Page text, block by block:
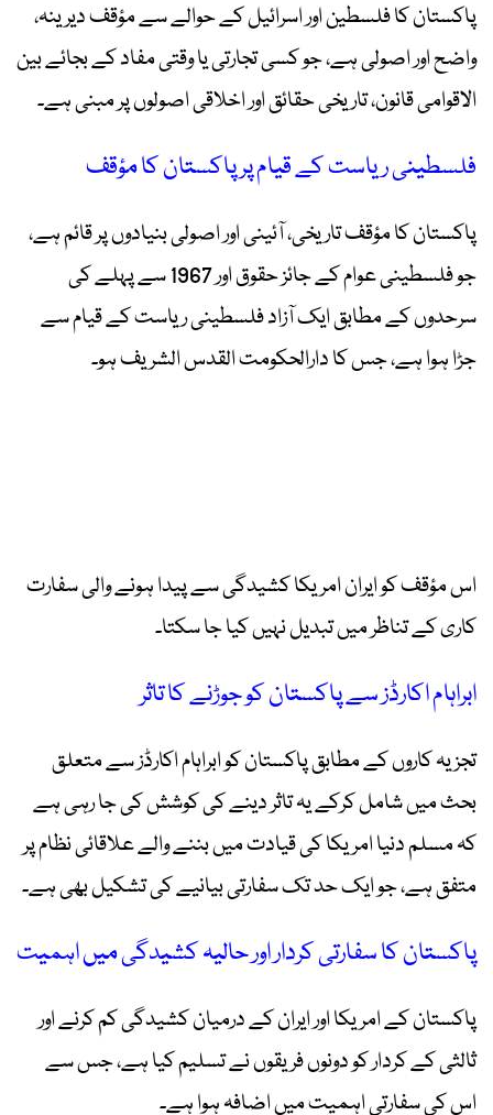
پاکستان کا فلسطین اور اسرائیل کے حوالے سے مؤقف دیرینہ،
واضح اور اصولی ہے، جو کسی تجارتی یا وقتی مفاد کے بجائے بین
الاقوامی قانون، تاریخی حقائق اور اخلاقی اصولوں پر مبنی ہے۔
فلسطینی ریاست کے قیام پر پاکستان کا مؤقف
پاکستان کا مؤقف تاریخی، آئینی اور اصولی بنیادوں پر قائم ہے،
جو فلسطینی عوام کے جائز حقوق اور 1967 سے پہلے کی
سرحدوں کے مطابق ایک آزاد فلسطینی ریاست کے قیام سے
جڑا ہوا ہے، جس کا دارالحکومت القدس الشریف ہو۔
اس مؤقف کو ایران امریکا کشیدگی سے پیدا ہونے والی سفارت
کاری کے تناظر میں تبدیل نہیں کیا جا سکتا۔
ابراہام اکارڈز سے پاکستان کو جوڑنے کا تاثر
تجزیہ کاروں کے مطابق پاکستان کو ابراہام اکارڈز سے متعلق
بحث میں شامل کرکے یہ تاثر دینے کی کوشش کی جا رہی ہے
کہ مسلم دنیا امریکا کی قیادت میں بننے والے علاقائی نظام پر
متفق ہے، جو ایک حد تک سفارتی بیانیے کی تشکیل بھی ہے۔
پاکستان کا سفارتی کردار اور حالیہ کشیدگی میں اہمیت
پاکستان کے امریکا اور ایران کے درمیان کشیدگی کم کرنے اور
ثالثی کے کردار کو دونوں فریقوں نے تسلیم کیا ہے، جس سے
اس کی سفارتی اہمیت میں اضافہ ہوا ہے۔